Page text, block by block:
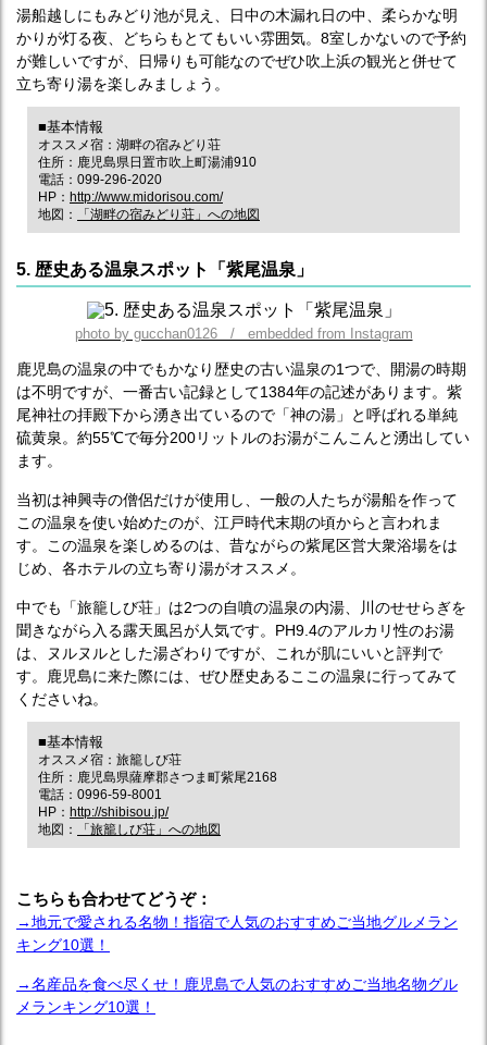
湯船越しにもみどり池が見え、日中の木漏れ日の中、柔らかな明
かりが灯る夜、どちらもとてもいい雰囲気。8室しかないので予約
が難しいですが、日帰りも可能なのでぜひ吹上浜の観光と併せて
立ち寄り湯を楽しみましょう。
■基本情報
オススメ宿：湖畔の宿みどり荘
住所：鹿児島県日置市吹上町湯浦910
電話：099-296-2020
HP： http://www.midorisou.com/
地図：
「湖畔の宿みどり荘」への地図
5. 歴史ある温泉スポット「紫尾温泉」
photo by gucchan0126 / embedded from Instagram
鹿児島の温泉の中でもかなり歴史の古い温泉の1つで、開湯の時期
は不明ですが、一番古い記録として1384年の記述があります。紫
尾神社の拝殿下から湧き出ているので「神の湯」と呼ばれる単純
硫黄泉。約55℃で毎分200リットルのお湯がこんこんと湧出してい
ます。
当初は神興寺の僧侶だけが使用し、一般の人たちが湯船を作って
この温泉を使い始めたのが、江戸時代末期の頃からと言われま
す。この温泉を楽しめるのは、昔ながらの紫尾区営大衆浴場をは
じめ、各ホテルの立ち寄り湯がオススメ。
中でも「旅籠しび荘」は2つの自噴の温泉の内湯、川のせせらぎを
聞きながら入る露天風呂が人気です。PH9.4のアルカリ性のお湯
は、ヌルヌルとした湯ざわりですが、これが肌にいいと評判で
す。鹿児島に来た際には、ぜひ歴史あるここの温泉に行ってみて
くださいね。
■基本情報
オススメ宿：旅籠しび荘
住所：鹿児島県薩摩郡さつま町紫尾2168
電話：0996-59-8001
HP： http://shibisou.jp/
地図：
「旅籠しび荘」への地図
こちらも合わせてどうぞ：
→地元で愛される名物！指宿で人気のおすすめご当地グルメラン
キング10選！
→名産品を食べ尽くせ！鹿児島で人気のおすすめご当地名物グル
メランキング10選！